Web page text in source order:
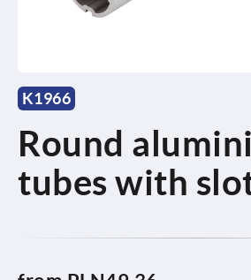
K1966
Round
tubes with